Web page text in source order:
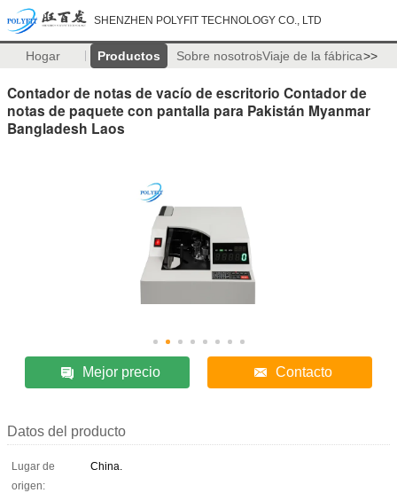
SHENZHEN POLYFIT TECHNOLOGY CO., LTD
Hogar Productos Sobre nosotrosViaje de la fábrica>>
Contador de notas de vacío de escritorio Contador de
notas de paquete con pantalla para Pakistán Myanmar
Bangladesh Laos
Mejor precio Contacto
Datos del producto
Lugar de
origen:
China.